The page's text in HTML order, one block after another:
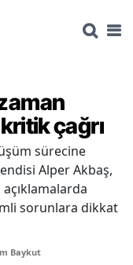
çağrı
sürecine
Alper Akbaş,
açıklamalarda
sorunlara dikkat
Baykut